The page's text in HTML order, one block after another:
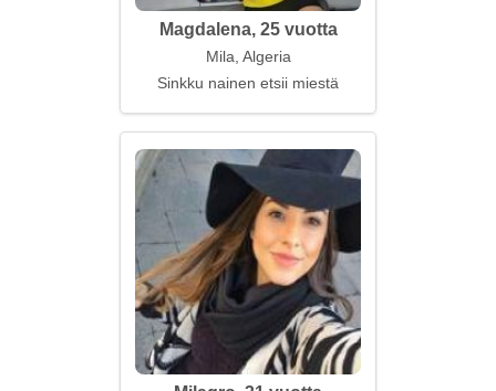
Magdalena, 25 vuotta
Mila, Algeria
Sinkku nainen etsii miestä